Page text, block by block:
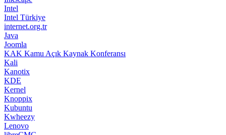
Intel
Intel Türkiye
internet.org.tr
Java
Joomla
KAK Kamu Açık Kaynak Konferansı
Kali
Kanotix
KDE
Kernel
Knoppix
Kubuntu
Kwheezy
Lenovo